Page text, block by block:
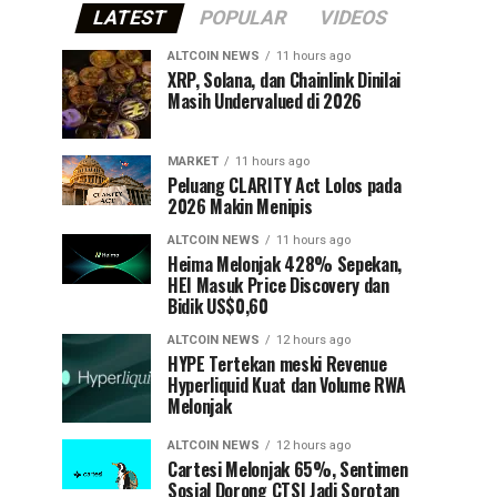
LATEST POPULAR VIDEOS
ALTCOIN NEWS 11 hours ago
XRP, Solana, dan Chainlink Dinilai
Masih Undervalued di 2026
MARKET 11 hours ago
Peluang CLARITY Act Lolos pada
2026 Makin Menipis
ALTCOIN NEWS 11 hours ago
Heima Melonjak 428% Sepekan,
HEI Masuk Price Discovery dan
Bidik US$0,60
ALTCOIN NEWS 12 hours ago
HYPE Tertekan meski Revenue
Hyperliquid Kuat dan Volume RWA
Melonjak
ALTCOIN NEWS 12 hours ago
Cartesi Melonjak 65%, Sentimen
Sosial Dorong CTSI Jadi Sorotan